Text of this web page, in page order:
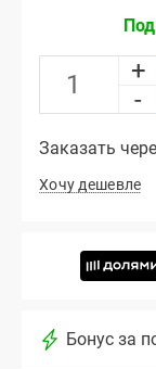
+
-
Заказать
Хочу дешевле
Бонус за